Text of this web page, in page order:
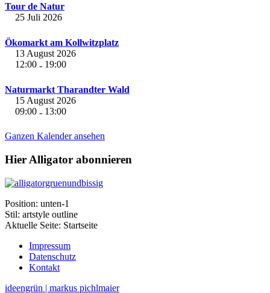
Tour de Natur
25 Juli 2026
Ökomarkt am Kollwitzplatz
13 August 2026
12:00 - 19:00
Naturmarkt Tharandter Wald
15 August 2026
09:00 - 13:00
Ganzen Kalender ansehen
Hier Alligator abonnieren
Position: unten-1
Stil: artstyle outline
Aktuelle Seite: Startseite
Impressum
Datenschutz
Kontakt
ideengrün | markus pichlmaier